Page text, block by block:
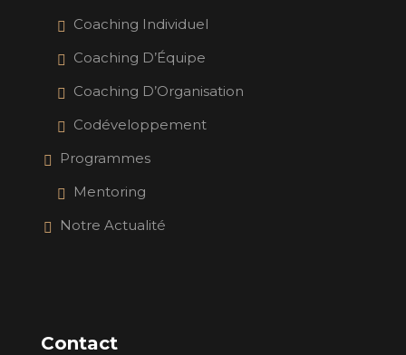
Coaching Individuel
Coaching D’Équipe
Coaching D’Organisation
Codéveloppement
Programmes
Mentoring
Notre Actualité
Contact